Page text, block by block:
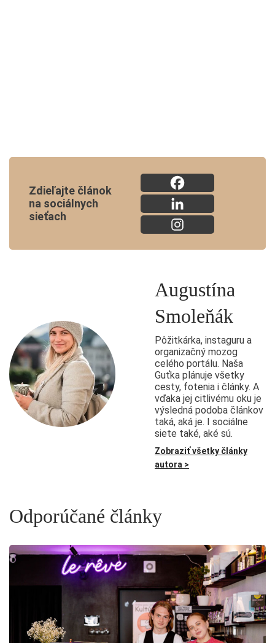
Zdieľajte článok
na sociálnych
sieťach
Augustína
Smoleňák
Pôžitkárka, instaguru a
organizačný mozog
celého portálu. Naša
Guťka plánuje všetky
cesty, fotenia i články. A
vďaka jej citlivému oku je
výsledná podoba článkov
taká, aká je. I sociálne
siete také, aké sú.
Zobraziť všetky články
autora >
Odporúčané články